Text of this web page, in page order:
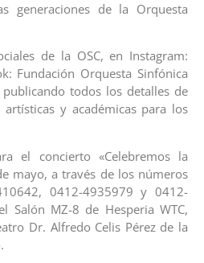
generaciones de la Orquesta
de la OSC, en Instagram:
Fundación Orquesta Sinfónica
todos los detalles de
y académicas para los
el concierto «Celebremos la
mayo, a través de los números
0412-4935979 y 0412-
Salón MZ-8 de Hesperia WTC,
Dr. Alfredo Celis Pérez de la